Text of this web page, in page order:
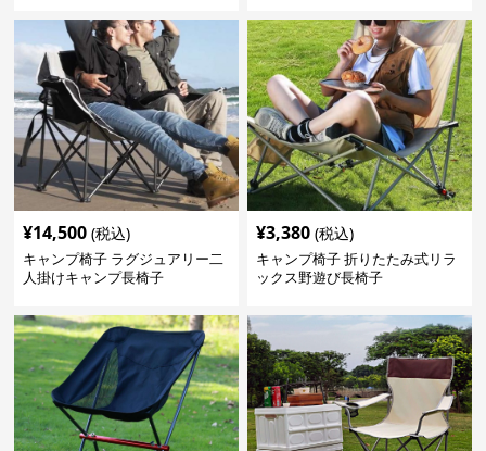
¥14,500 (税込)
キャンプ椅子 ラグジュアリー二
人掛けキャンプ長椅子
¥3,380 (税込)
キャンプ椅子 折りたたみ式リラ
ックス野遊び長椅子